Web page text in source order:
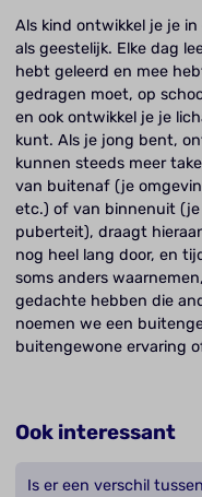
Als kind ontwikkel je je
als geestelijk. Elke dag
hebt geleerd en mee
gedragen moet, op
en ook ontwikkel je je
kunt. Als je jong bent,
kunnen steeds meer
van buitenaf (je
etc.) of van binnenuit
puberteit), draagt
nog heel lang door, en
soms anders
gedachte hebben die
noemen we een
buitengewone ervaring
Ook interessant
Is er een verschil